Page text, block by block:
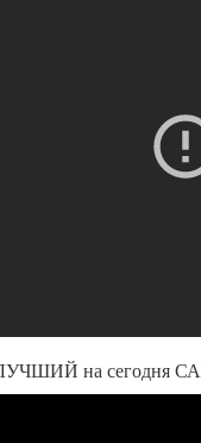
на сегодня